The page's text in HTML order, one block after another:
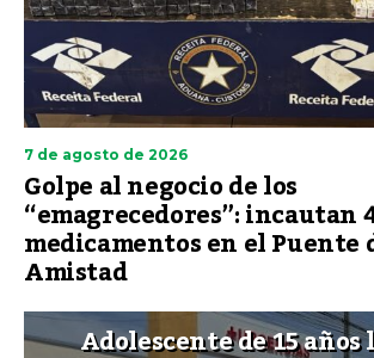
7 de agosto de 2026
Golpe al negocio de los
“emagrecedores”: incautan
medicamentos en el Puente
Amistad
Adolescente de 15